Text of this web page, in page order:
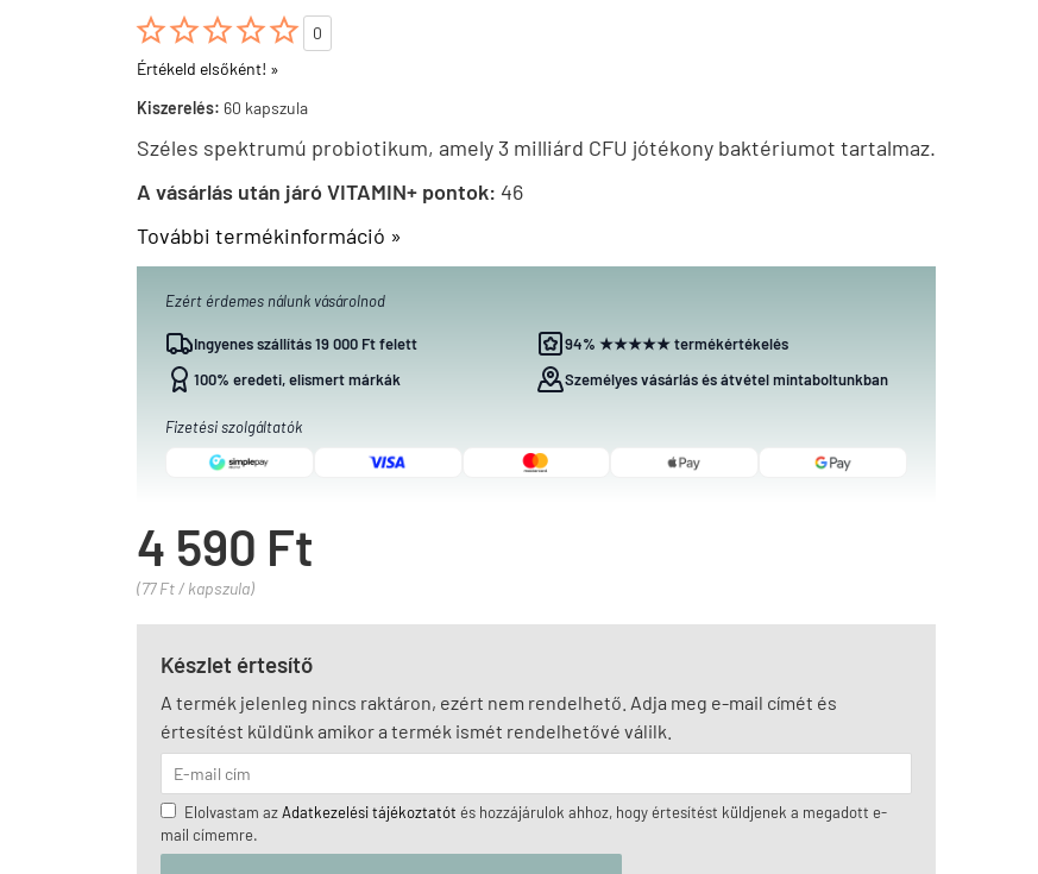

0
Értékeld elsőként! »
Kiszerelés: 60 kapszula
Széles spektrumú probiotikum, amely 3 milliárd CFU jótékony baktériumot tartalmaz.
A vásárlás után járó VITAMIN+ pontok: 46
További termékinformáció »
Ezért érdemes nálunk vásárolnod
Ingyenes szállítás 19 000 Ft felett
94% ★★★★★ termékértékelés
100% eredeti, elismert márkák
Személyes vásárlás és átvétel mintaboltunkban
Fizetési szolgáltatók
4 590 Ft
(77 Ft / kapszula)
Készlet értesítő
A termék jelenleg nincs raktáron, ezért nem rendelhető. Adja meg e-mail címét és
értesítést küldünk amikor a termék ismét rendelhetővé válilk.
Elolvastam azAdatkezelési tájékoztatót és hozzájárulok ahhoz, hogy értesítést küldjenek a megadott e-
mail címemre.